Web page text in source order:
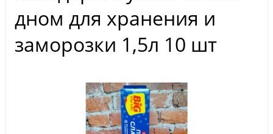
дном для хранения и
заморозки 1,5л 10 шт